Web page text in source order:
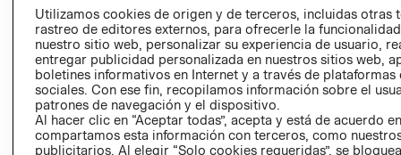
PRENSA
RELACIÓN CON
INVERSIONISTAS
POLÍTICA
EMPRESARIAL
- RETIRO EN
TIENDA
TÉRMINOS Y
CONDICIONES
AVISO DE
PRIVACIDAD
Utilizamos cookies de origen y de terceros, incluidas otras
rastreo de editores externos, para ofrecerle la
nuestro sitio web, personalizar su experiencia de usuario,
entregar publicidad personalizada en nuestros sitios web,
boletines informativos en Internet y a través de plataformas
sociales. Con ese fin, recopilamos información sobre el
patrones de navegación y el dispositivo.
Al hacer clic en “Aceptar todas”, acepta y está de acuerdo
compartamos esta información con terceros, como
publicitarios. Al elegir “Solo cookies requeridas”, se